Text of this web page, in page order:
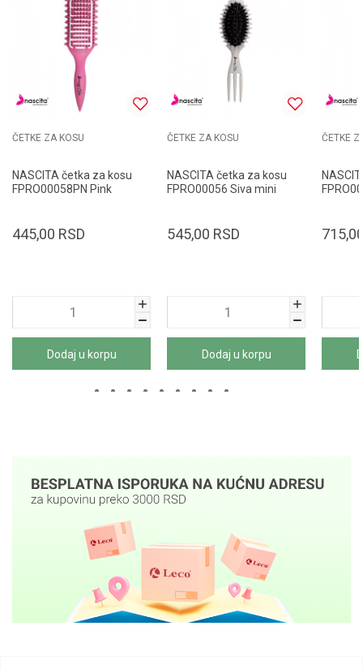
ČETKE ZA KOSU
NASCITA četka za kosu
FPRO00058PN Pink
445,00 RSD
Dodaj u korpu
ČETKE ZA KOSU
NASCITA četka za kosu
FPRO00056 Siva mini
545,00 RSD
Dodaj u korpu
ČETKE